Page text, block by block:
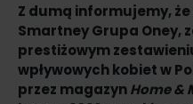
Z dumą informujemy, że
Smartney Grupa Oney,
prestiżowym
wpływowych kobiet w
przez magazynHome &